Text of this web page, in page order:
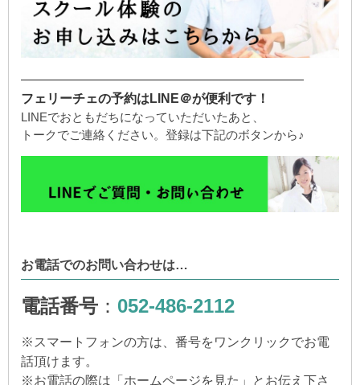
——————————————————————
フェリーチェの予約はLINE＠が便利です！
LINEでおともだちになっていただいたあと、
トークでご連絡ください。登録は下記のボタンから♪
お電話でのお問い合わせは…
電話番号 ： 052-486-2112
※ スマートフォンの方は、番号をワンクリックでお電
話頂けます。
※お電話の際は「ホームページを見た」とお伝え下さ